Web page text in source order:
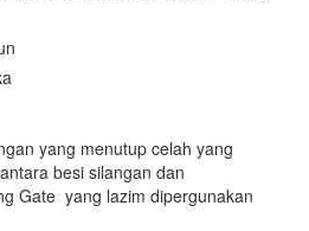
yang menutup celah yang
besi silangan dan
Gate yang lazim dipergunakan